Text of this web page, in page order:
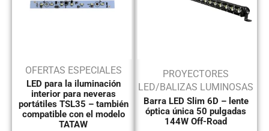
OFERTAS ESPECIALES
LED para la iluminación
interior para neveras
portátiles TSL35 – también
compatible con el modelo
TATAW
PROYECTORES
LED/BALIZAS LUMINOSAS
Barra LED Slim 6D – lente
óptica única 50 pulgadas
144W Off-Road